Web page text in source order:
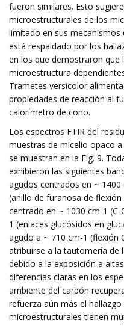
fueron similares. Esto
microestructurales de los
limitado en sus
está respaldado por los
en los que demostraron que
microestructura
Trametes versicolor
propiedades de reacción al
calorímetro de cono.
Los espectros FTIR del
muestras de micelio opaco
se muestran en la Fig. 9.
exhibieron las siguientes
agudos centrados en ~
(anillo de furanosa de
centrado en ~ 1030 cm-1
1 (enlaces glucósidos en
agudo a ~ 710 cm-1 (flexión
atribuirse a la tautomería de
debido a la exposición a
diferencias claras en los
ambiente del carbón
refuerza aún más el
microestructurales tienen